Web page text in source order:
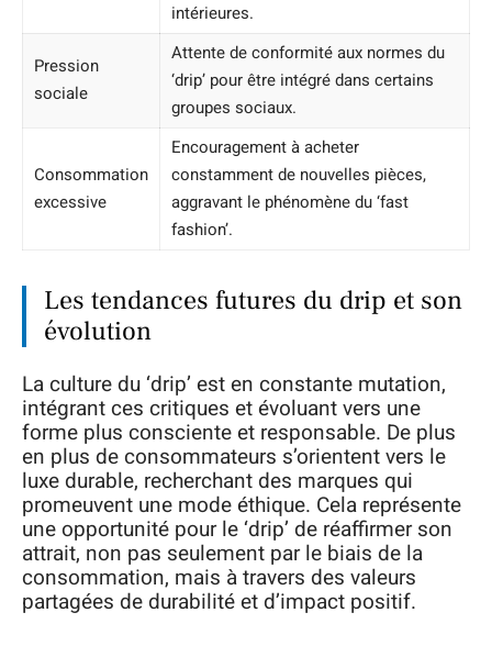
intérieures.
Pression
sociale
Attente de conformité aux normes du
‘drip’ pour être intégré dans certains
groupes sociaux.
Consommation
excessive
Encouragement à acheter
constamment de nouvelles pièces,
aggravant le phénomène du ‘fast
fashion’.
Les tendances futures du drip et son
évolution
La culture du ‘drip’ est en constante mutation,
intégrant ces critiques et évoluant vers une
forme plus consciente et responsable. De plus
en plus de consommateurs s’orientent vers le
luxe durable, recherchant des marques qui
promeuvent une mode éthique. Cela représente
une opportunité pour le ‘drip’ de réaffirmer son
attrait, non pas seulement par le biais de la
consommation, mais à travers des valeurs
partagées de durabilité et d’impact positif.